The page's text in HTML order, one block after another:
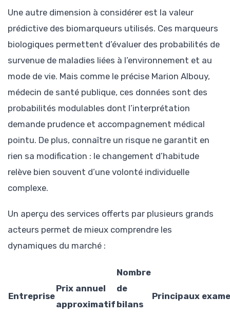
Une autre dimension à considérer est la valeur
prédictive des biomarqueurs utilisés. Ces marqueurs
biologiques permettent d’évaluer des probabilités de
survenue de maladies liées à l’environnement et au
mode de vie. Mais comme le précise Marion Albouy,
médecin de santé publique, ces données sont des
probabilités modulables dont l’interprétation
demande prudence et accompagnement médical
pointu. De plus, connaître un risque ne garantit en
rien sa modification : le changement d’habitude
relève bien souvent d’une volonté individuelle
complexe.
Un aperçu des services offerts par plusieurs grands
acteurs permet de mieux comprendre les
dynamiques du marché :
Entreprise
Prix annuel
approximatif
Nombre
de
bilans
Principaux